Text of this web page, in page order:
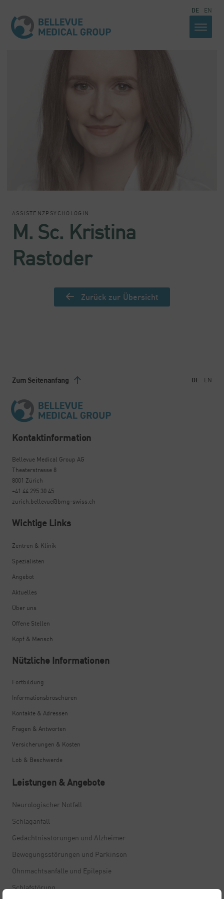
DE EN
ASSISTENZPSYCHOLOGIN
M. Sc. Kristina
Rastoder
Zurück zur Übersicht
Zum Seitenanfang DE EN
Kontaktinformation
Bellevue Medical Group AG
Theaterstrasse 8
8001 Zürich
+41 44 295 30 45
zurich.bellevue@bmg-swiss.ch
Wichtige Links
Zentren & Klinik
Spezialisten
Angebot
Aktuelles
Über uns
Offene Stellen
Kopf & Mensch
Nützliche Informationen
Fortbildung
Informationsbroschüren
Kontakte & Adressen
Fragen & Antworten
Versicherungen & Kosten
Lob & Beschwerde
Leistungen & Angebote
Neurologischer Notfall
Schlaganfall
Gedächtnisstörungen und Alzheimer
Bewegungsstörungen und Parkinson
Ohnmachtsanfälle und Epilepsie
Schlafstörung